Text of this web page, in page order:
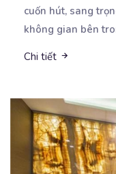
cuốn hút, sang
không gian bên
Chi tiết